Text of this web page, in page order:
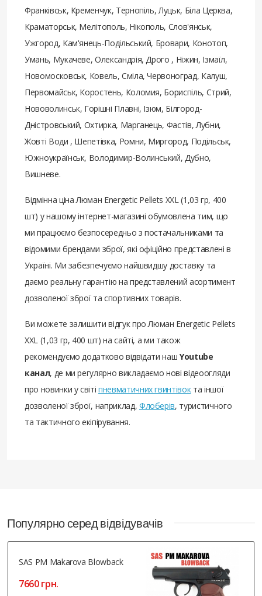
Франківськ, Кременчук, Тернопіль, Луцьк, Біла Церква,
Краматорськ, Мелітополь, Нікополь, Слов'янськ,
Ужгород, Кам'янець-Подільський, Бровари, Конотоп,
Умань, Мукачеве, Олександрія, Дрого , Ніжин, Ізмаїл,
Новомосковськ, Ковель, Сміла, Червоноград, Калуш,
Первомайськ, Коростень, Коломия, Бориспіль, Стрий,
Нововолинськ, Горішні Плавні, Ізюм, Білгород-
Дністровський, Охтирка, Марганець, Фастів, Лубни,
Жовті Води , Шепетівка, Ромни, Миргород, Подільськ,
Южноукраїнськ, Володимир-Волинський, Дубно,
Вишневе.
Відмінна ціна Люман Energetic Pellets XXL (1,03 гр, 400
шт) у нашому інтернет-магазині обумовлена ​​тим, що
ми працюємо безпосередньо з постачальниками та
відомими брендами зброї, які офіційно представлені в
Україні. Ми забезпечуємо найшвидшу доставку та
даємо реальну гарантію на представлений асортимент
дозволеної зброї та спортивних товарів.
Ви можете залишити відгук про Люман Energetic Pellets
XXL (1,03 гр, 400 шт) на сайті, а ми також
рекомендуємо додатково відвідати нашYoutube
канал, де ми регулярно викладаємо нові відеоогляди
про новинки у світіпневматичних гвинтівокта іншої
дозволеної зброї, наприклад, Флоберів, туристичного
та тактичного екіпірування.
Популярно серед відвідувачів
SAS PM Makarova Blowback
7660 грн.